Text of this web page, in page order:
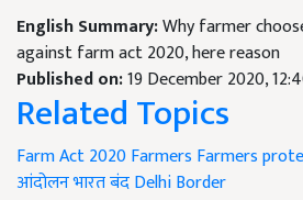
English Summary:Why farmer
against farm act 2020, here reason
Published on:19 December 2020,
Related Topics
Farm Act 2020Farmers Farmers
आंदोलनभारत बंदDelhi Border